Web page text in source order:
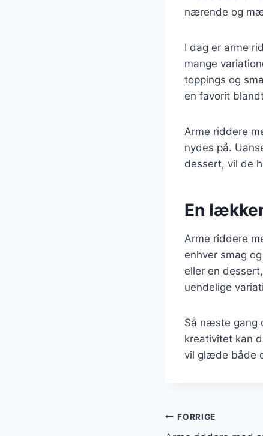
nærende og
I dag er arme
mange
toppings og
en favorit
Arme riddere
nydes på.
dessert, vil de
En
Arme riddere
enhver smag
eller en
uendelige
Så næste gang
kreativitet kan
vil glæde både
FORRIGE